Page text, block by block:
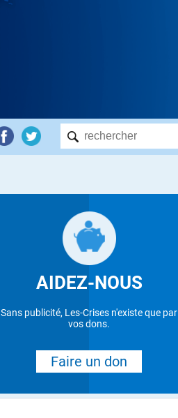
AIDEZ-NOUS
Sans publicité, Les-Crises n'existe que par
vos dons.
Faire un don